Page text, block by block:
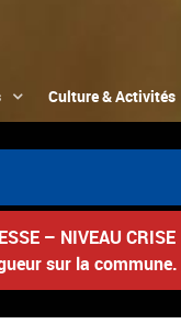
Culture & Activités
– NIVEAU CRISE
sur la commune.